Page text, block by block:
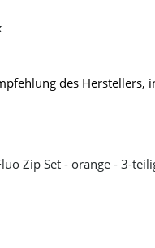
des Herstellers,